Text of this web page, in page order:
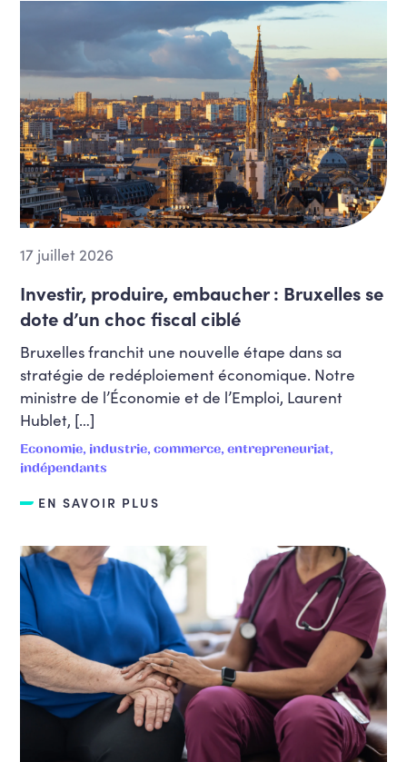
17 juillet 2026
Investir, produire, embaucher : Bruxelles se
dote d’un choc fiscal ciblé
Bruxelles franchit une nouvelle étape dans sa
stratégie de redéploiement économique. Notre
ministre de l’Économie et de l’Emploi, Laurent
Hublet, […]
Economie, industrie, commerce, entrepreneuriat,
indépendants
EN SAVOIR PLUS